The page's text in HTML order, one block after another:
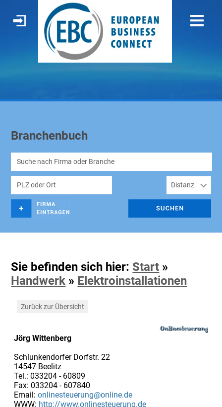
Branchenbuch
Sie befinden sich hier: Start »
Handwerk » Elektroinstallationen
Zurück zur Übersicht
Jörg Wittenberg
Schlunkendorfer Dorfstr. 22
14547 Beelitz
Tel.: 033204 - 60809
Fax: 033204 - 607840
Email: onlinesteuerung@online.de
WWW: http://www.onlinesteuerung.de